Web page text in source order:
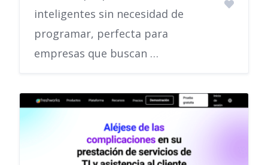
inteligentes sin necesidad de
programar, perfecta para
empresas que buscan …